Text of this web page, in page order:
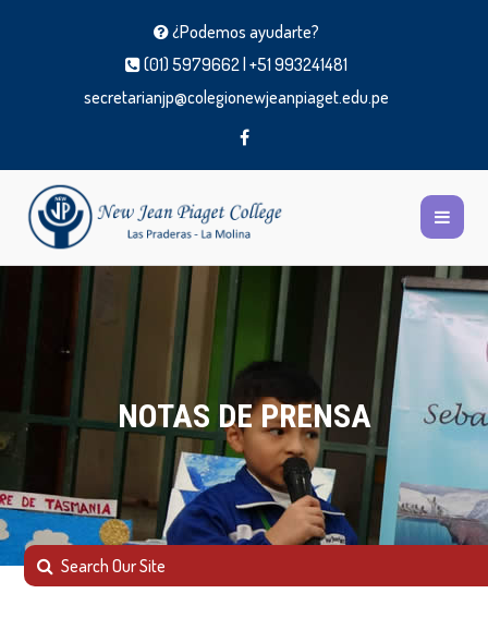
¿Podemos ayudarte?
(01) 5979662 | +51 993241481
secretarianjp@colegionewjeanpiaget.edu.pe
NOTAS DE PRENSA